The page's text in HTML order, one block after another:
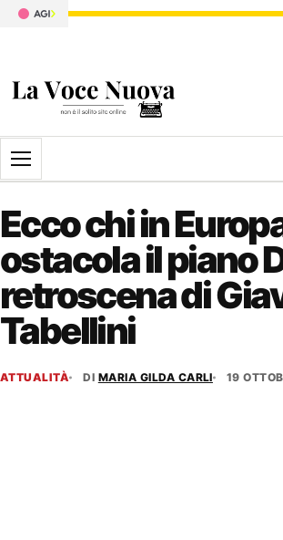
Apri il menu
Ecco chi in
ostacola il piano
retroscena di
Tabellini
ATTUALITÀ DI MARIA GILDA CARLI 19